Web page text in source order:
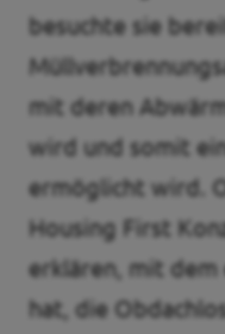
besuchte sie
mit deren
wird und somit
ermöglicht wird.
Housing First
erklären, mit
hat, die